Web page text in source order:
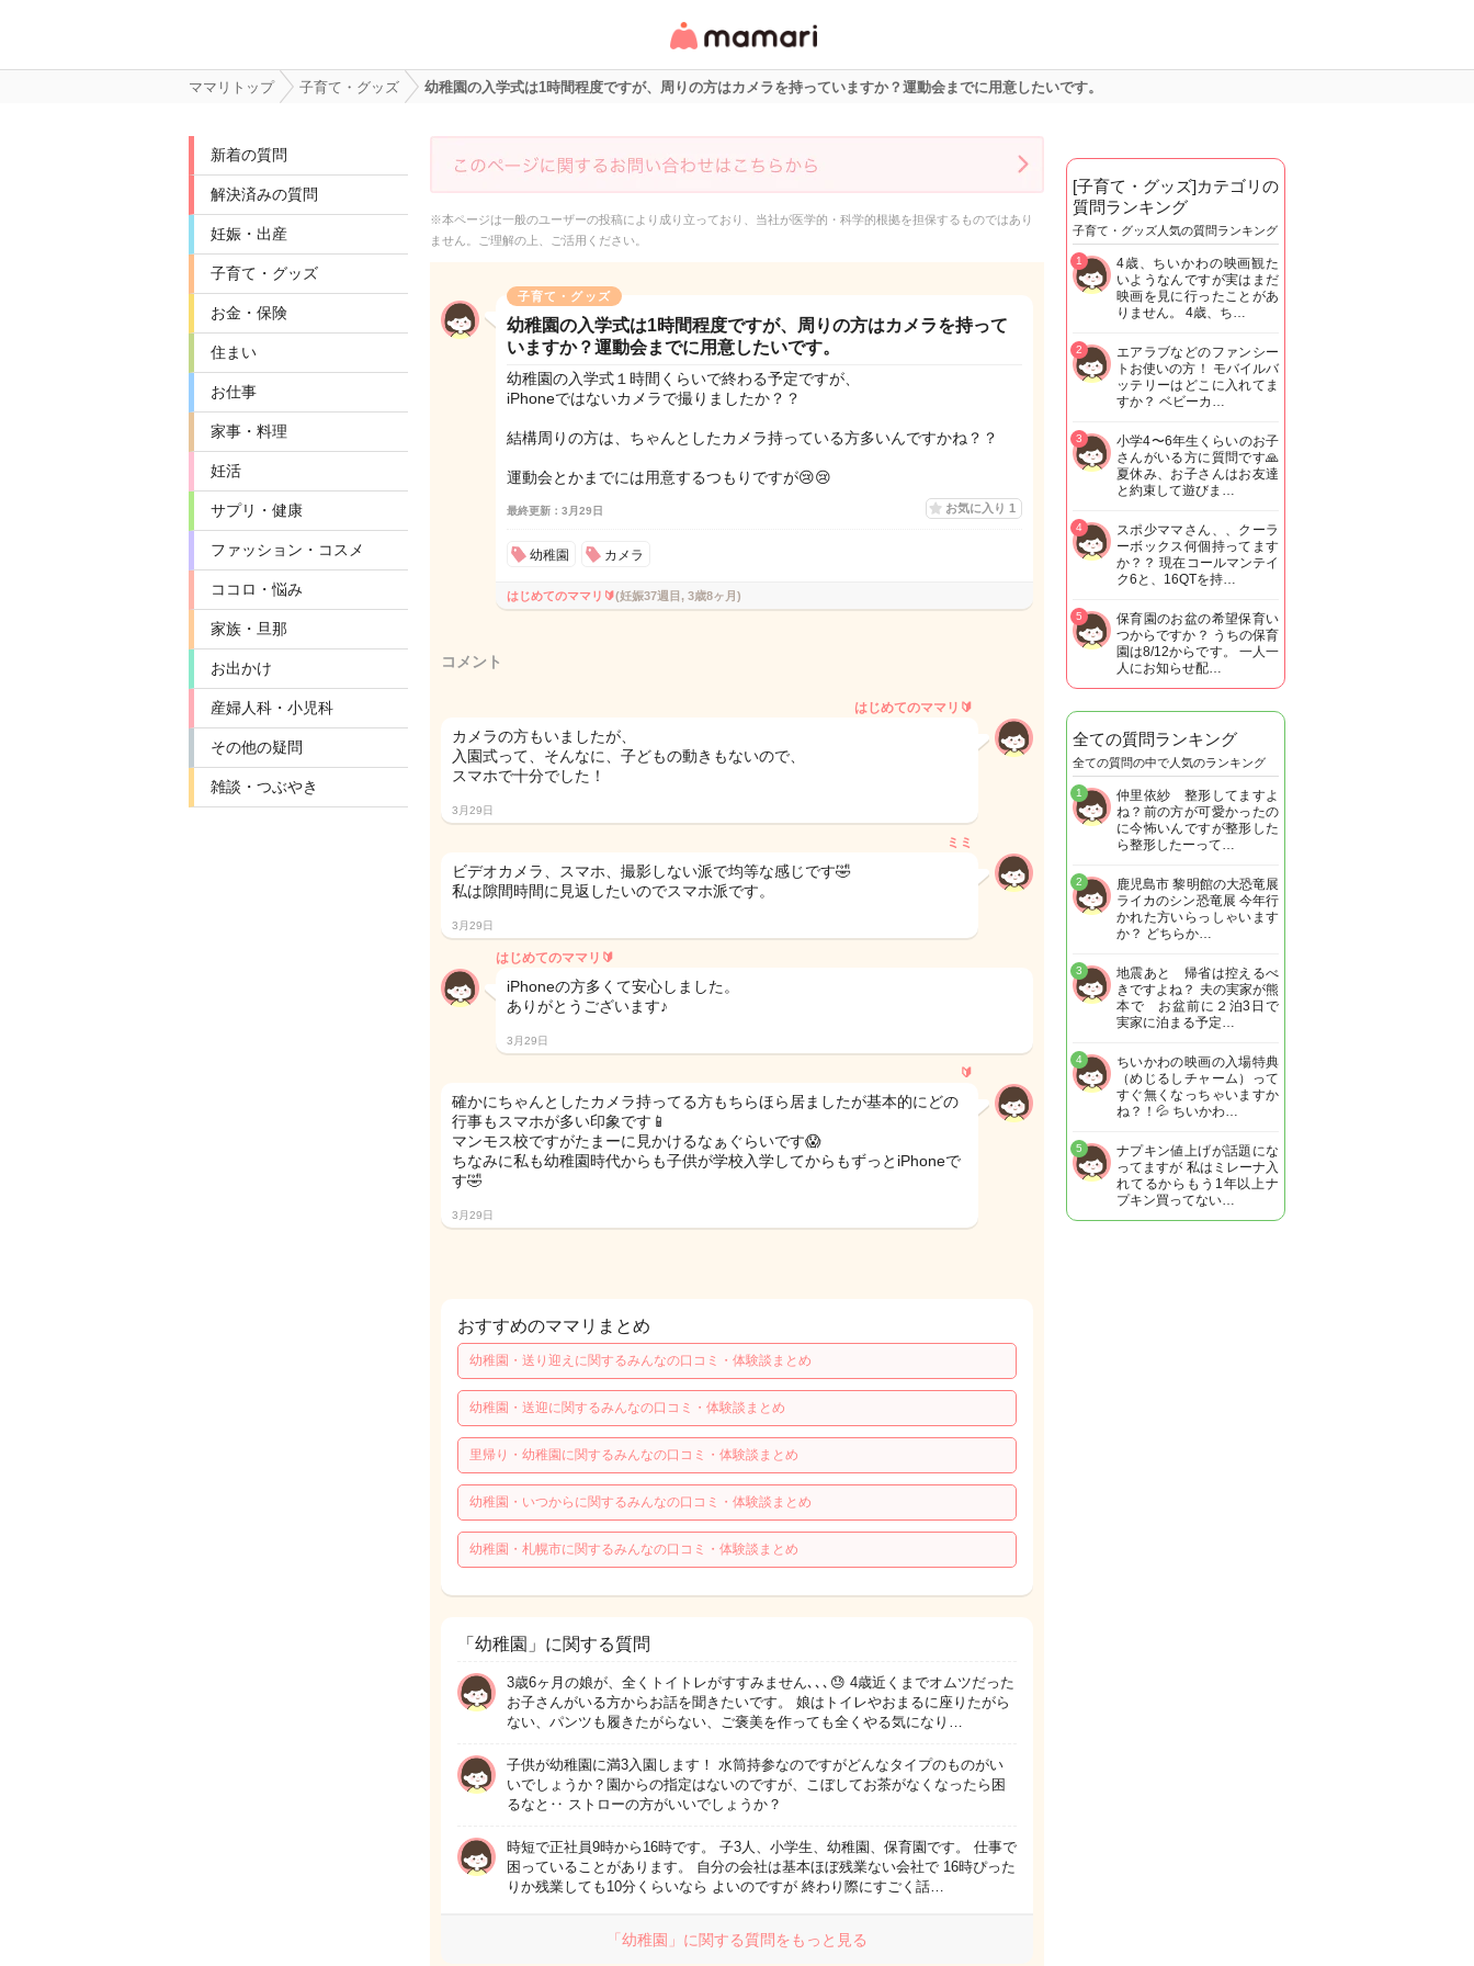
リ・情報サイト
ママリトップ 子育て・グッズ 幼稚園の入学式は1時間程度ですが、周りの方はカメラを持っていますか？運動会までに用意したいです。
新着の質問
解決済みの質問
妊娠・出産
子育て・グッズ
お金・保険
住まい
お仕事
家事・料理
妊活
サプリ・健康
ファッション・コスメ
ココロ・悩み
家族・旦那
お出かけ
産婦人科・小児科
その他の疑問
雑談・つぶやき
※本ページは一般のユーザーの投稿により成り立っており、当社が医学的・科学的根拠を担保するものではあり
ません。ご理解の上、ご活用ください。
子育て・グッズ
幼稚園の入学式は1時間程度ですが、周りの方はカメラを持って
いますか？運動会までに用意したいです。
幼稚園の入学式１時間くらいで終わる予定ですが、
iPhoneではないカメラで撮りましたか？？
結構周りの方は、ちゃんとしたカメラ持っている方多いんですかね？？
運動会とかまでには用意するつもりですが😢😢
最終更新：3月29日 お気に入り 1
幼稚園 カメラ
はじめてのママリ🔰(妊娠37週目, 3歳8ヶ月)
コメント
はじめてのママリ🔰
カメラの方もいましたが、
入園式って、そんなに、子どもの動きもないので、
スマホで十分でした！
3月29日
ミミ
ビデオカメラ、スマホ、撮影しない派で均等な感じです🤣
私は隙間時間に見返したいのでスマホ派です。
3月29日
はじめてのママリ🔰
iPhoneの方多くて安心しました。
ありがとうございます♪
3月29日
🔰
確かにちゃんとしたカメラ持ってる方もちらほら居ましたが基本的にどの
行事もスマホが多い印象です📱
マンモス校ですがたまーに見かけるなぁぐらいです😱
ちなみに私も幼稚園時代からも子供が学校入学してからもずっとiPhoneで
す🤣
3月29日
おすすめのママリまとめ
幼稚園・送り迎えに関するみんなの口コミ・体験談まとめ
幼稚園・送迎に関するみんなの口コミ・体験談まとめ
里帰り・幼稚園に関するみんなの口コミ・体験談まとめ
幼稚園・いつからに関するみんなの口コミ・体験談まとめ
幼稚園・札幌市に関するみんなの口コミ・体験談まとめ
「幼稚園」に関する質問
3歳6ヶ月の娘が、全くトイトレがすすみません､､､😓 4歳近くまでオムツだった
お子さんがいる方からお話を聞きたいです。 娘はトイレやおまるに座りたがら
ない、パンツも履きたがらない、ご褒美を作っても全くやる気になり…
子供が幼稚園に満3入園します！ 水筒持参なのですがどんなタイプのものがい
いでしょうか？園からの指定はないのですが、こぼしてお茶がなくなったら困
るなと‥ ストローの方がいいでしょうか？
時短で正社員9時から16時です。 子3人、小学生、幼稚園、保育園です。 仕事で
困っていることがあります。 自分の会社は基本ほぼ残業ない会社で 16時ぴった
りか残業しても10分くらいなら よいのですが 終わり際にすごく話…
「幼稚園」に関する質問をもっと見る
[子育て・グッズ]カテゴリの
質問ランキング
子育て・グッズ人気の質問ランキング
4歳、ちいかわの映画観た
いようなんですが実はまだ
映画を見に行ったことがあ
りません。 4歳、ち…
1
エアラブなどのファンシー
トお使いの方！ モバイルバ
ッテリーはどこに入れてま
すか？ ベビーカ…
2
小学4〜6年生くらいのお子
さんがいる方に質問です🙏
夏休み、お子さんはお友達
と約束して遊びま…
3
スポ少ママさん、、クーラ
ーボックス何個持ってます
か？？ 現在コールマンテイ
ク6と、16QTを持…
4
保育園のお盆の希望保育い
つからですか？ うちの保育
園は8/12からです。 一人一
人にお知らせ配…
5
全ての質問ランキング
全ての質問の中で人気のランキング
仲里依紗 整形してますよ
ね？前の方が可愛かったの
に今怖いんですが整形した
ら整形したーって…
1
鹿児島市 黎明館の大恐竜展
ライカのシン恐竜展 今年行
かれた方いらっしゃいます
か？ どちらか…
2
地震あと 帰省は控えるべ
きですよね？ 夫の実家が熊
本で お盆前に２泊3日で
実家に泊まる予定…
3
ちいかわの映画の入場特典
（めじるしチャーム）って
すぐ無くなっちゃいますか
ね？！💦 ちいかわ…
4
ナプキン値上げが話題にな
ってますが 私はミレーナ入
れてるからもう1年以上ナ
プキン買ってない…
5